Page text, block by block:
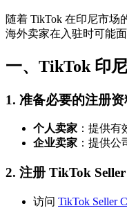
随着 TikTok 在印尼市场
海外卖家在入驻时可能
一、TikTok 印
1. 准备必要的注册资
个人卖家 ：提供
企业卖家 ：提供
2. 注册 TikTok
访问 TikTok Seller